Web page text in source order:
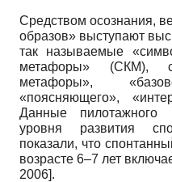
Средством осознания,
образов» выступают
так называемые
метафоры» (СКМ),
метафоры»,
«поясняющего»,
Данные пилотажного
уровня развития
показали, что
возрасте 6–7 лет
2006].